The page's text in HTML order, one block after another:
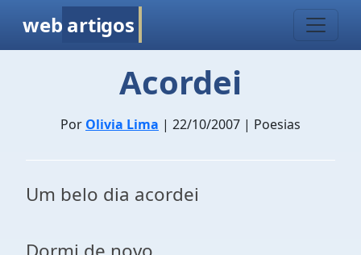
web artigos
Acordei
Por Olivia Lima | 22/10/2007 | Poesias
Um belo dia acordei